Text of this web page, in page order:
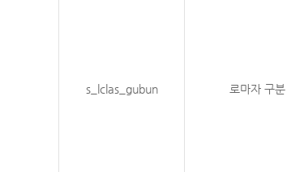
s_lclas_gubun 로마자 구분